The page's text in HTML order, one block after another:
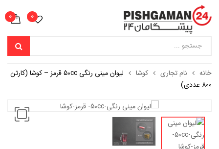
0
0
خانه نام تجاری کوشا
لیوان مینی رنگی 50cc قرمز – کوشا (کارتن
800 عددی)